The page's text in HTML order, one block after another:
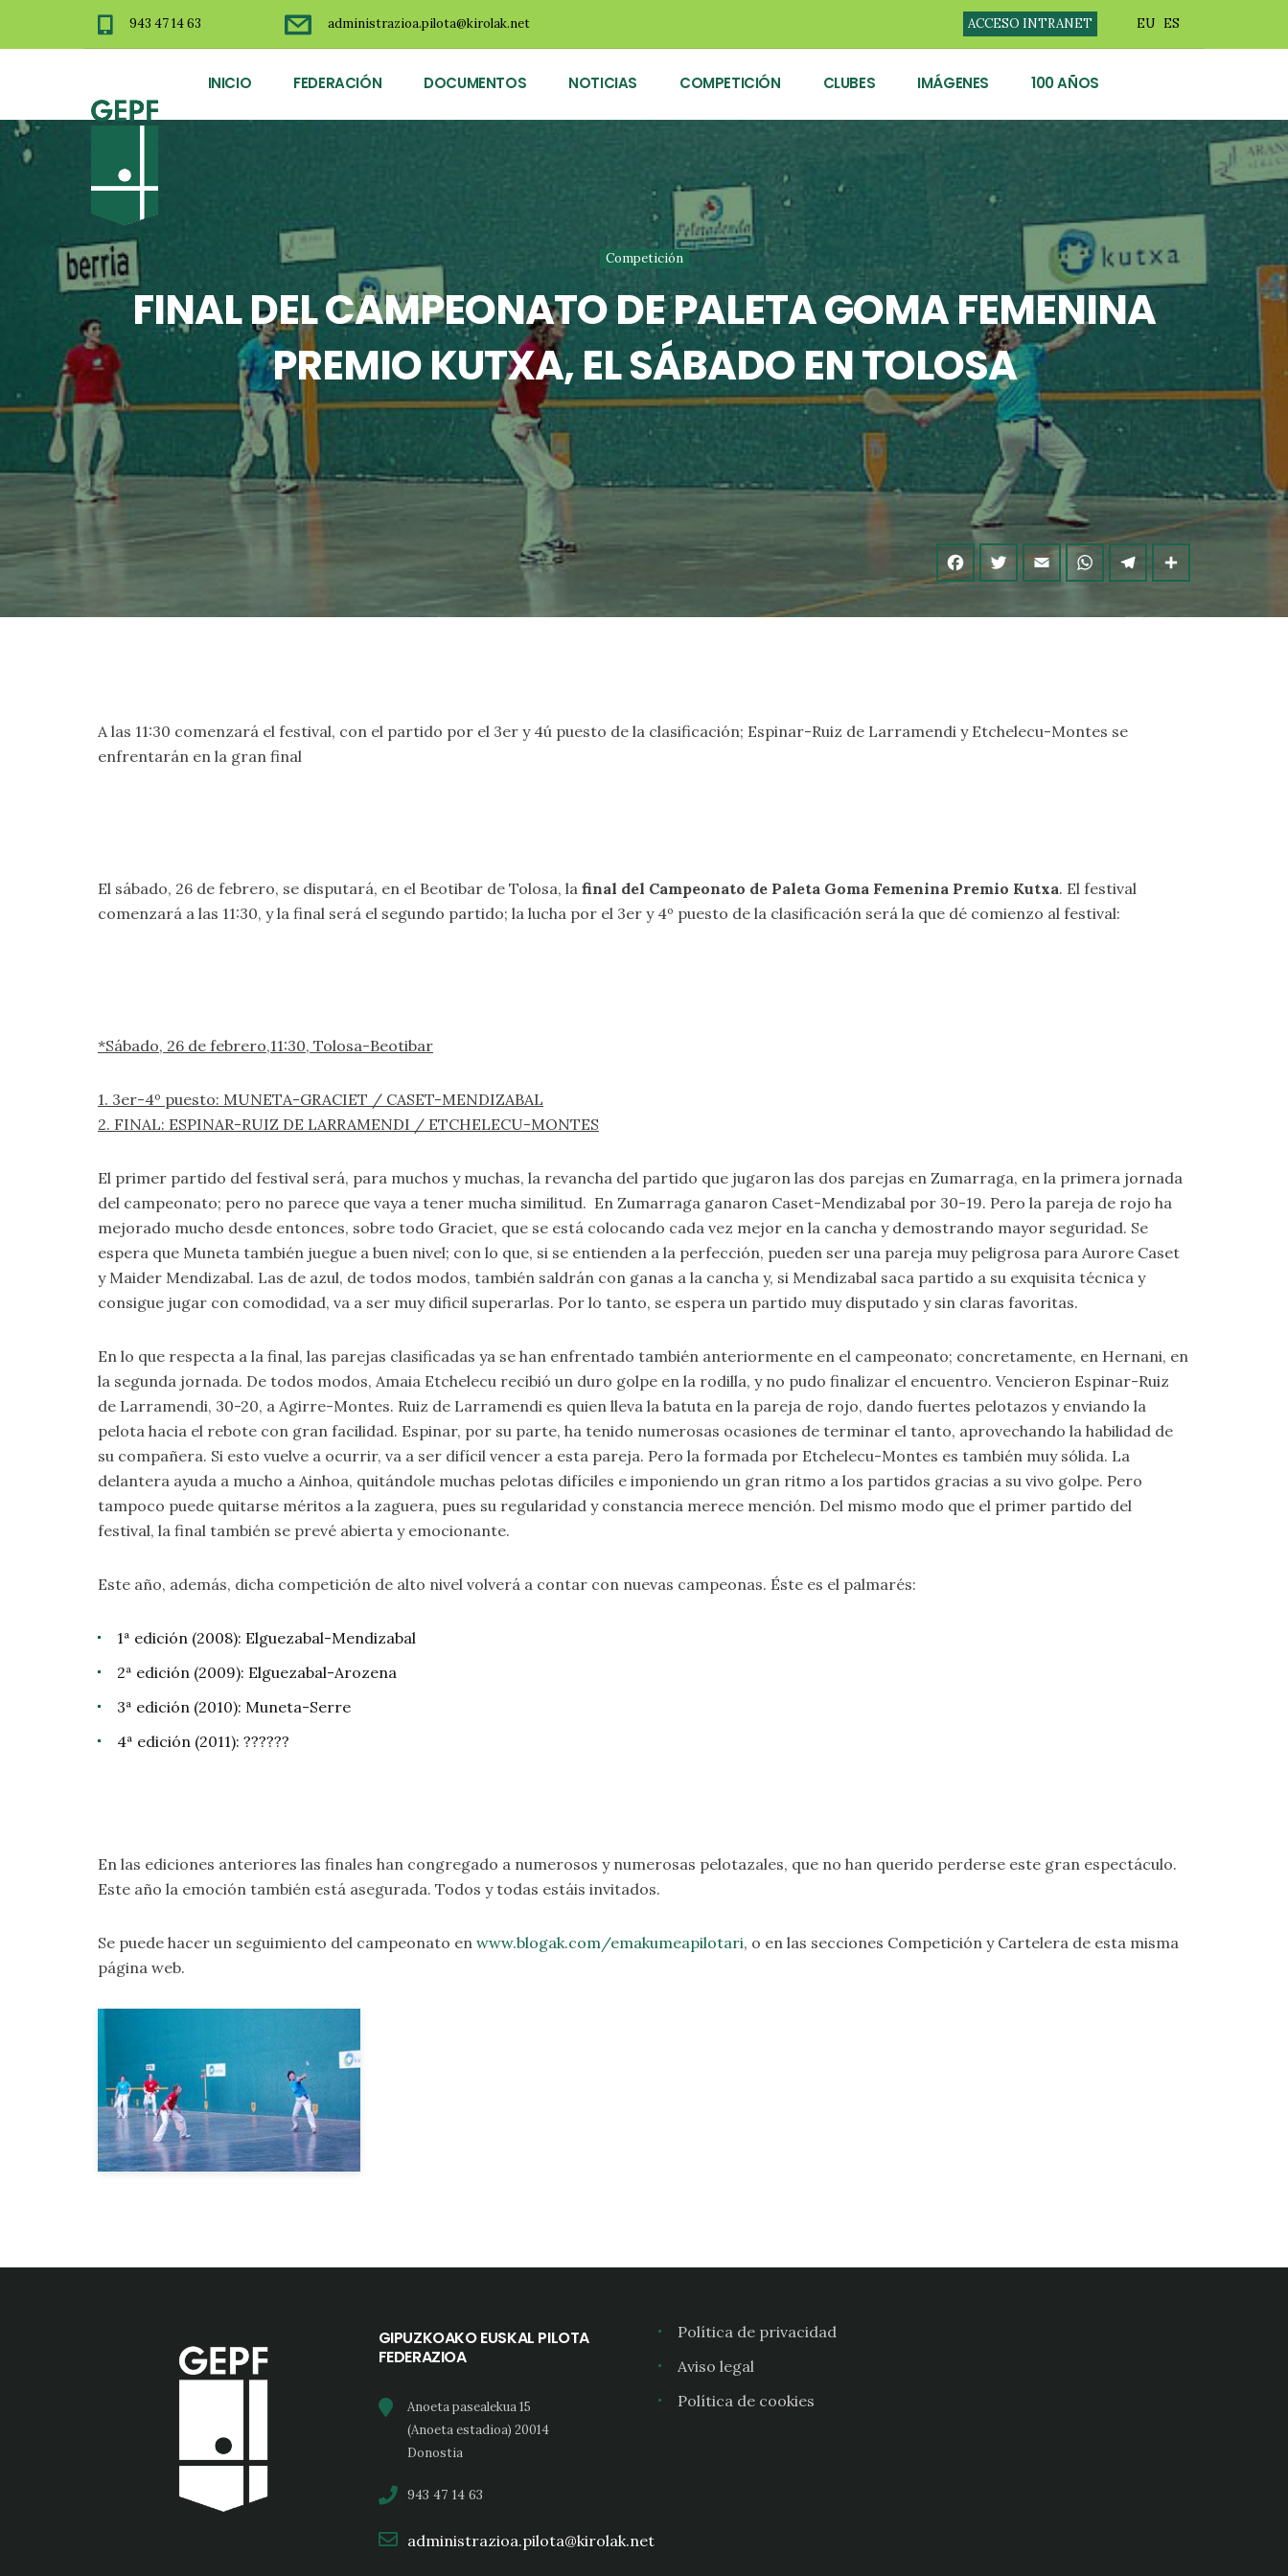
943 47 14 63 administrazioa.pilota@kirolak.net ACCESO INTRANET EU ES
INICIO FEDERACIÓN DOCUMENTOS NOTICIAS COMPETICIÓN CLUBES IMÁGENES 100 AÑOS
Competición
FINAL DEL CAMPEONATO DE PALETA GOMA FEMENINA
PREMIO KUTXA, EL SÁBADO EN TOLOSA
A las 11:30 comenzará el festival, con el partido por el 3er y 4ú puesto de la clasificación; Espinar-Ruiz de Larramendi y Etchelecu-Montes se
enfrentarán en la gran final
El sábado, 26 de febrero, se disputará, en el Beotibar de Tolosa, la final del Campeonato de Paleta Goma Femenina Premio Kutxa. El festival
comenzará a las 11:30, y la final será el segundo partido; la lucha por el 3er y 4º puesto de la clasificación será la que dé comienzo al festival:
*Sábado, 26 de febrero,11:30, Tolosa-Beotibar
1. 3er-4º puesto: MUNETA-GRACIET / CASET-MENDIZABAL
2. FINAL: ESPINAR-RUIZ DE LARRAMENDI / ETCHELECU-MONTES
El primer partido del festival será, para muchos y muchas, la revancha del partido que jugaron las dos parejas en Zumarraga, en la primera jornada
del campeonato; pero no parece que vaya a tener mucha similitud. En Zumarraga ganaron Caset-Mendizabal por 30-19. Pero la pareja de rojo ha
mejorado mucho desde entonces, sobre todo Graciet, que se está colocando cada vez mejor en la cancha y demostrando mayor seguridad. Se
espera que Muneta también juegue a buen nivel; con lo que, si se entienden a la perfección, pueden ser una pareja muy peligrosa para Aurore Caset
y Maider Mendizabal. Las de azul, de todos modos, también saldrán con ganas a la cancha y, si Mendizabal saca partido a su exquisita técnica y
consigue jugar con comodidad, va a ser muy dificil superarlas. Por lo tanto, se espera un partido muy disputado y sin claras favoritas.
En lo que respecta a la final, las parejas clasificadas ya se han enfrentado también anteriormente en el campeonato; concretamente, en Hernani, en
la segunda jornada. De todos modos, Amaia Etchelecu recibió un duro golpe en la rodilla, y no pudo finalizar el encuentro. Vencieron Espinar-Ruiz
de Larramendi, 30-20, a Agirre-Montes. Ruiz de Larramendi es quien lleva la batuta en la pareja de rojo, dando fuertes pelotazos y enviando la
pelota hacia el rebote con gran facilidad. Espinar, por su parte, ha tenido numerosas ocasiones de terminar el tanto, aprovechando la habilidad de
su compañera. Si esto vuelve a ocurrir, va a ser difícil vencer a esta pareja. Pero la formada por Etchelecu-Montes es también muy sólida. La
delantera ayuda a mucho a Ainhoa, quitándole muchas pelotas difíciles e imponiendo un gran ritmo a los partidos gracias a su vivo golpe. Pero
tampoco puede quitarse méritos a la zaguera, pues su regularidad y constancia merece mención. Del mismo modo que el primer partido del
festival, la final también se prevé abierta y emocionante.
Este año, además, dicha competición de alto nivel volverá a contar con nuevas campeonas. Éste es el palmarés:
1ª edición (2008): Elguezabal-Mendizabal
2ª edición (2009): Elguezabal-Arozena
3ª edición (2010): Muneta-Serre
4ª edición (2011): ??????
En las ediciones anteriores las finales han congregado a numerosos y numerosas pelotazales, que no han querido perderse este gran espectáculo.
Este año la emoción también está asegurada. Todos y todas estáis invitados.
Se puede hacer un seguimiento del campeonato en www.blogak.com/emakumeapilotari, o en las secciones Competición y Cartelera de esta misma
página web.
GIPUZKOAKO EUSKAL PILOTA
FEDERAZIOA
Anoeta pasealekua 15
(Anoeta estadioa) 20014
Donostia
943 47 14 63
administrazioa.pilota@kirolak.net
Política de privacidad
Aviso legal
Política de cookies